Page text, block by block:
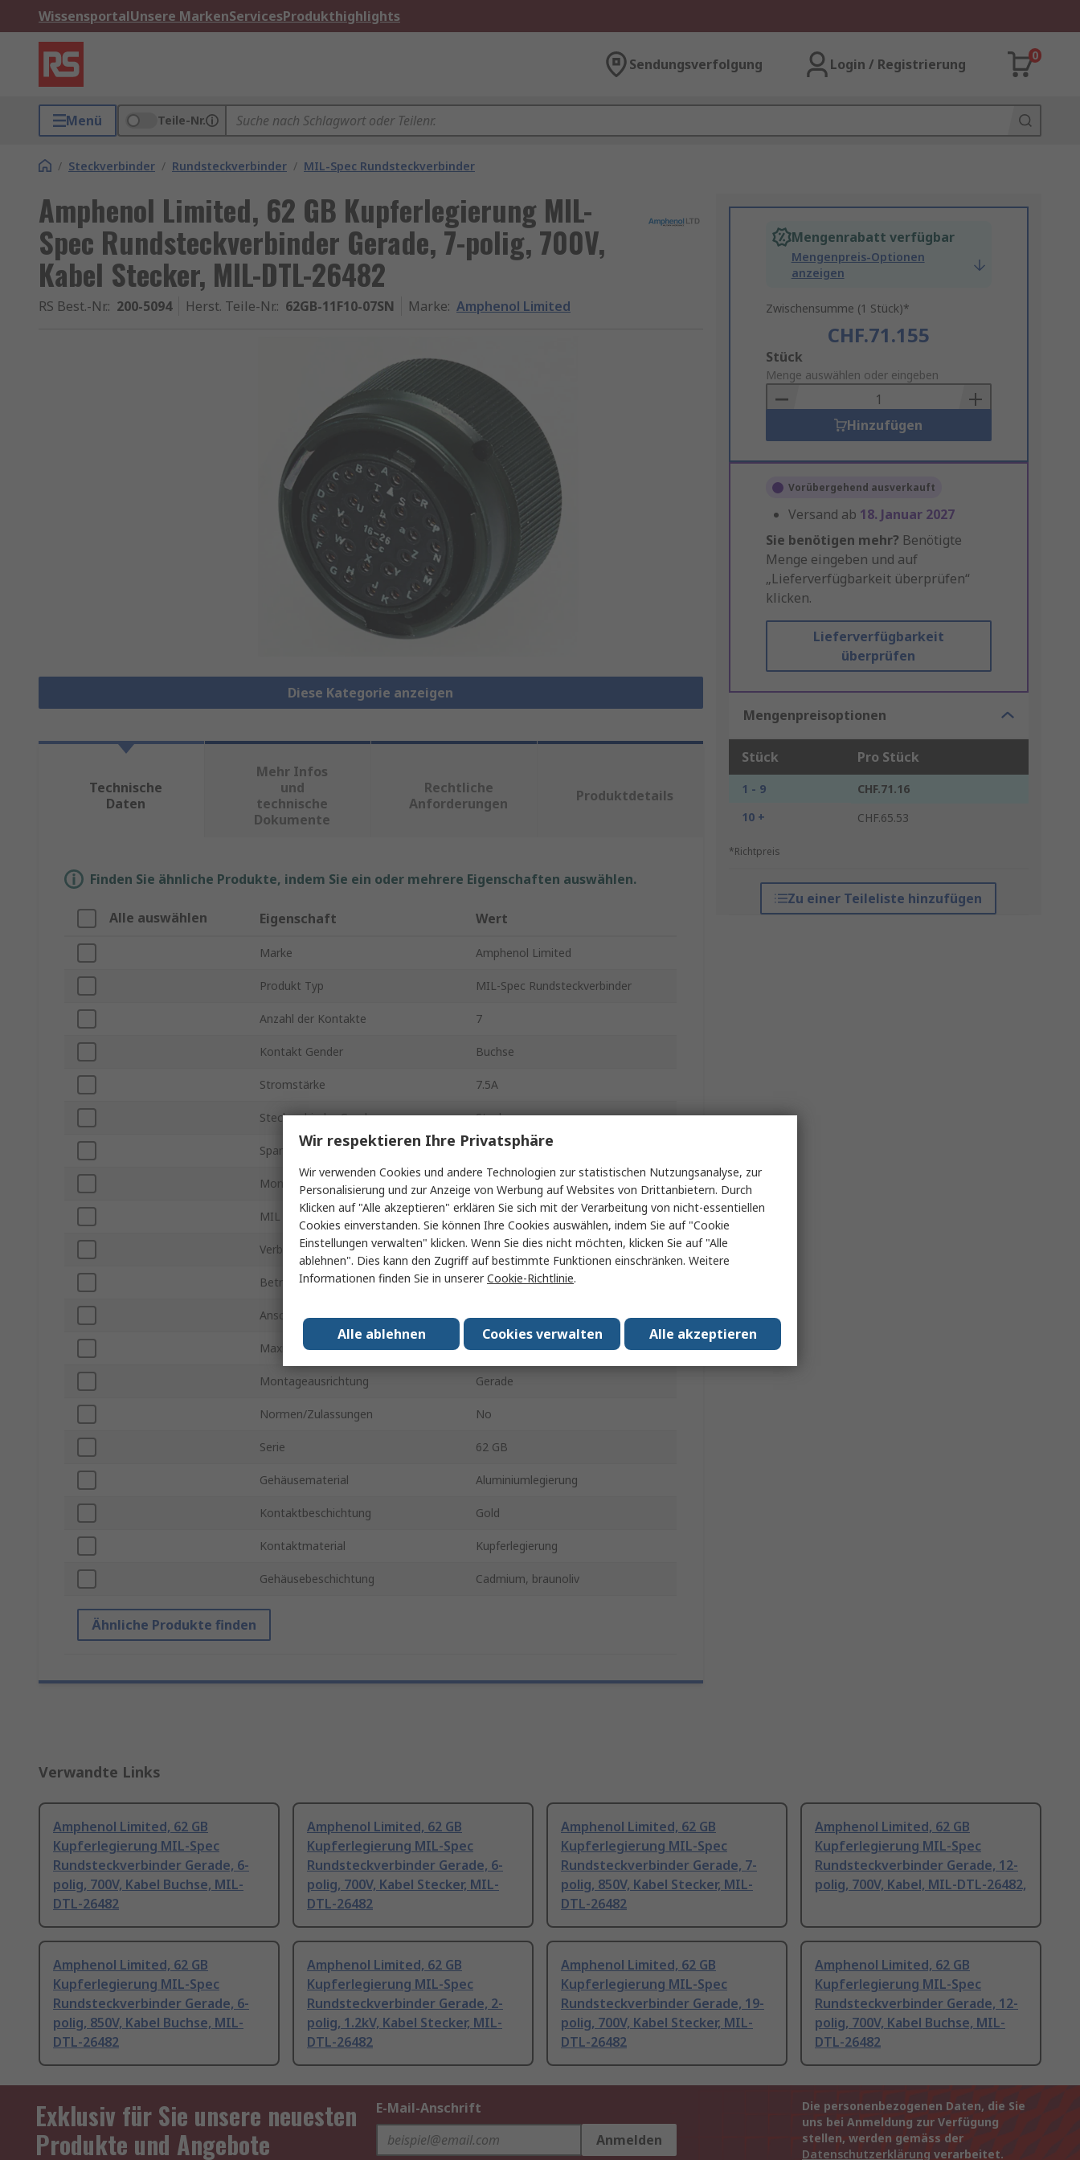
WissensportalUnsere MarkenServicesProdukthighlights
Sendungsverfolgung Login / Registrierung
0
Menü Teile-Nr.
/ Steckverbinder / Rundsteckverbinder / MIL-Spec Rundsteckverbinder
Amphenol Limited, 62 GB Kupferlegierung MIL-
Spec Rundsteckverbinder Gerade, 7-polig, 700V,
Kabel Stecker, MIL-DTL-26482
RS Best.-Nr.: 200-5094 Herst. Teile-Nr.: 62GB-11F10-07SN Marke: Amphenol Limited
Diese Kategorie anzeigen
Mengenrabatt verfügbar
Mengenpreis-Optionen
anzeigen
Zwischensumme (1 Stück)*
CHF.71.155
Add
to
Basket
Stück
Menge auswählen oder eingeben
Hinzufügen
Vorübergehend ausverkauft
Versand ab 18. Januar 2027
Sie benötigen mehr? Benötigte
Menge eingeben und auf
„Lieferverfügbarkeit überprüfen“
klicken.
Lieferverfügbarkeit
überprüfen
Mengenpreisoptionen
Stück Pro Stück
1 - 9
CHF.71.16
10 +
CHF.65.53
*Richtpreis
Zu einer Teileliste hinzufügen
Technische
Daten
Mehr Infos
und
technische
Dokumente
Rechtliche
Anforderungen
Produktdetails
Finden Sie ähnliche Produkte, indem Sie ein oder mehrere Eigenschaften auswählen.
Alle auswählen Eigenschaft Wert
Marke Amphenol Limited
Produkt Typ MIL-Spec Rundsteckverbinder
Anzahl der Kontakte 7
Kontakt Gender Buchse
Stromstärke 7.5A
Steckverbinder Gender Stecker
Spannung 700V
Montageart Kabel
MIL Standard MIL-DTL-26482
Verbindungstyp Bajonett
Betriebstemperatur min. -55°C
Anschlusstyp Lot
Maximale Betriebstemperatur 125°C
Montageausrichtung Gerade
Normen/Zulassungen No
Serie 62 GB
Gehäusematerial Aluminiumlegierung
Kontaktbeschichtung Gold
Kontaktmaterial Kupferlegierung
Gehäusebeschichtung Cadmium, braunoliv
Ähnliche Produkte finden
Verwandte Links
Amphenol Limited, 62 GB
Kupferlegierung MIL-Spec
Rundsteckverbinder Gerade, 6-
polig, 700V, Kabel Buchse, MIL-
DTL-26482
Amphenol Limited, 62 GB
Kupferlegierung MIL-Spec
Rundsteckverbinder Gerade, 6-
polig, 700V, Kabel Stecker, MIL-
DTL-26482
Amphenol Limited, 62 GB
Kupferlegierung MIL-Spec
Rundsteckverbinder Gerade, 7-
polig, 850V, Kabel Stecker, MIL-
DTL-26482
Amphenol Limited, 62 GB
Kupferlegierung MIL-Spec
Rundsteckverbinder Gerade, 12-
polig, 700V, Kabel, MIL-DTL-26482,
Amphenol Limited, 62 GB
Kupferlegierung MIL-Spec
Rundsteckverbinder Gerade, 6-
polig, 850V, Kabel Buchse, MIL-
DTL-26482
Amphenol Limited, 62 GB
Kupferlegierung MIL-Spec
Rundsteckverbinder Gerade, 2-
polig, 1.2kV, Kabel Stecker, MIL-
DTL-26482
Amphenol Limited, 62 GB
Kupferlegierung MIL-Spec
Rundsteckverbinder Gerade, 19-
polig, 700V, Kabel Stecker, MIL-
DTL-26482
Amphenol Limited, 62 GB
Kupferlegierung MIL-Spec
Rundsteckverbinder Gerade, 12-
polig, 700V, Kabel Buchse, MIL-
DTL-26482
Exklusiv für Sie unsere neuesten
Produkte und Angebote
E-Mail-Anschrift
Anmelden
Die personenbezogenen Daten, die Sie
uns bei Anmeldung zur Verfügung
stellen, werden gemäss der
Datenschutzerklärung verarbeitet.
Wir respektieren Ihre Privatsphäre
Wir verwenden Cookies und andere Technologien zur statistischen Nutzungsanalyse, zur
Personalisierung und zur Anzeige von Werbung auf Websites von Drittanbietern. Durch
Klicken auf "Alle akzeptieren" erklären Sie sich mit der Verarbeitung von nicht-essentiellen
Cookies einverstanden. Sie können Ihre Cookies auswählen, indem Sie auf "Cookie
Einstellungen verwalten" klicken. Wenn Sie dies nicht möchten, klicken Sie auf "Alle
ablehnen". Dies kann den Zugriff auf bestimmte Funktionen einschränken. Weitere
Informationen finden Sie in unsererCookie-Richtlinie.
Alle akzeptieren
Cookies verwalten
Alle ablehnen